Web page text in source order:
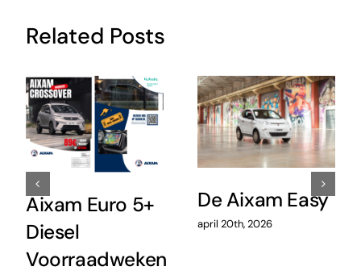
Related Posts
Aixam Euro 5+
Diesel
Voorraadweken
De Aixam Easy
april 20th, 2026